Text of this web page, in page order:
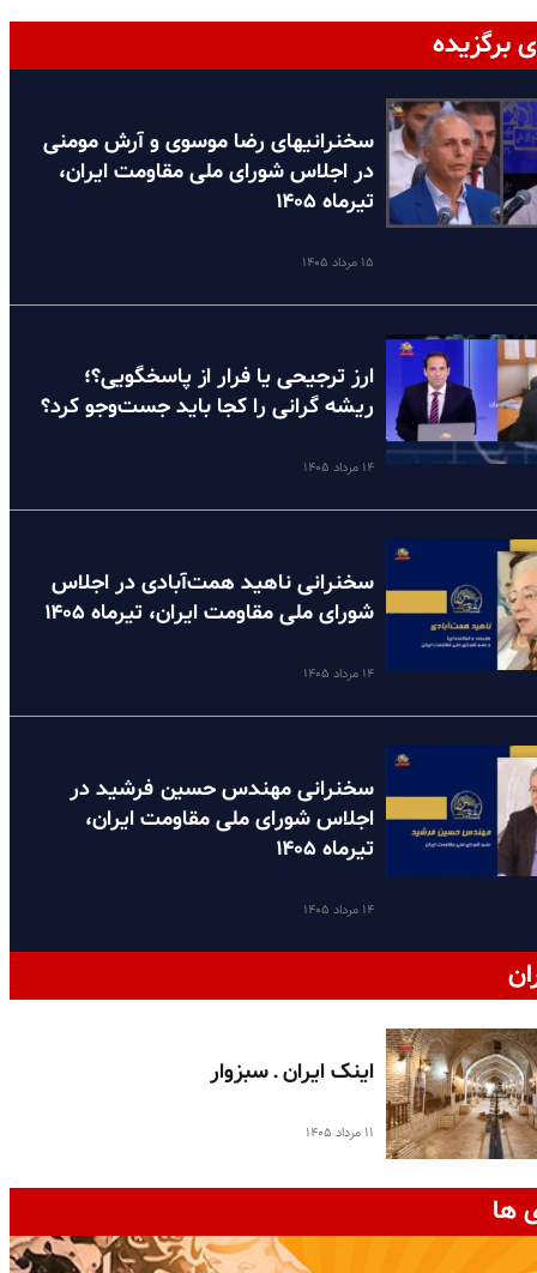
برگزیده
سخنرانیهای رضا موسوی و آرش مومنی
در اجلاس شورای ملی مقاومت ایران،
تیرماه ۱۴۰۵
۱۵ مرداد ۱۴۰۵
ارز ترجیحی یا فرار از پاسخگویی؟؛
ریشه گرانی را کجا باید جست‌وجو کرد؟
۱۴ مرداد ۱۴۰۵
سخنرانی ناهید همت‌آبادی در اجلاس
شورای ملی مقاومت ایران، تیرماه ۱۴۰۵
۱۴ مرداد ۱۴۰۵
سخنرانی مهندس حسین فرشید در
اجلاس شورای ملی مقاومت ایران،
تیرماه ۱۴۰۵
۱۴ مرداد ۱۴۰۵
اینک ایران ـ سبزوار
۱۱ مرداد ۱۴۰۵
ها